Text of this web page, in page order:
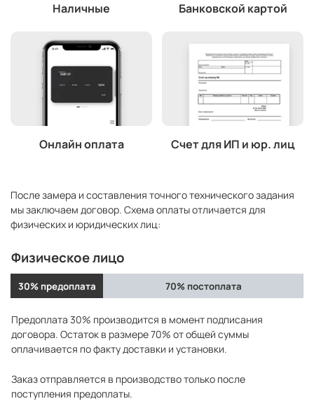
Наличные Банковской картой
Онлайн оплата Счет для ИП и юр. лиц
После замера и составления точного технического задания
мы заключаем договор. Схема оплаты отличается для
физических и юридических лиц:
Физическое лицо
30% предоплата 70% постоплата
Предоплата 30% производится в момент подписания
договора. Остаток в размере 70% от общей суммы
оплачивается по факту доставки и установки.
Заказ отправляется в производство только после
поступления предоплаты.